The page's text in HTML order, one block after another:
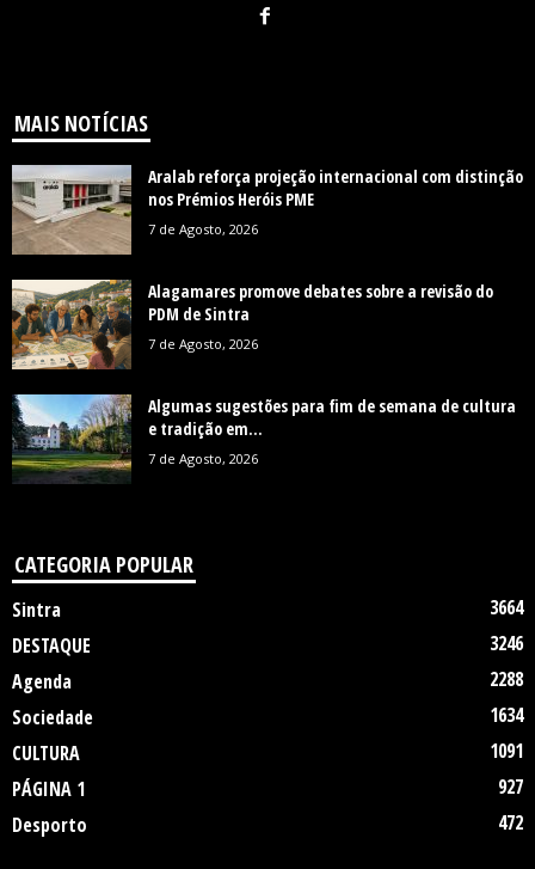
MAIS NOTÍCIAS
Aralab reforça projeção internacional com distinção
nos Prémios Heróis PME
7 de Agosto, 2026
Alagamares promove debates sobre a revisão do
PDM de Sintra
7 de Agosto, 2026
Algumas sugestões para fim de semana de cultura
e tradição em...
7 de Agosto, 2026
CATEGORIA POPULAR
Sintra
3664
DESTAQUE
3246
Agenda
2288
Sociedade
1634
CULTURA
1091
PÁGINA 1
927
Desporto
472